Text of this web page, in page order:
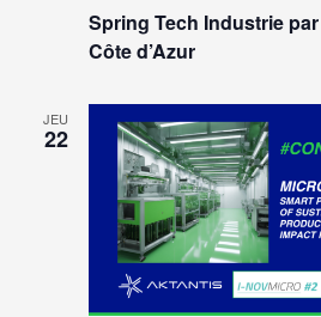
Spring Tech Industrie
Côte d’Azur
JEU
22